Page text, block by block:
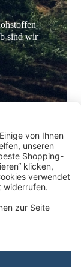
sind wir